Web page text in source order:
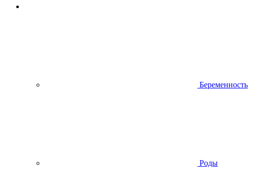
Беременность
Роды